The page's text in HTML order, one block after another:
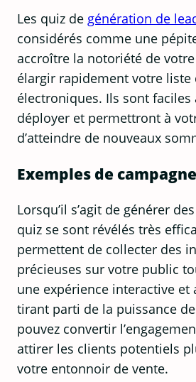
Les quiz de génération de
considérés comme une
accroître la notoriété de
élargir rapidement votre liste
électroniques. Ils sont faciles
déployer et permettront à
d’atteindre de nouveaux
Exemples de
Lorsqu’il s’agit de générer
quiz se sont révélés très
permettent de collecter des
précieuses sur votre public
une expérience interactive et
tirant parti de la puissance
pouvez convertir
attirer les clients potentiels
votre entonnoir de vente.